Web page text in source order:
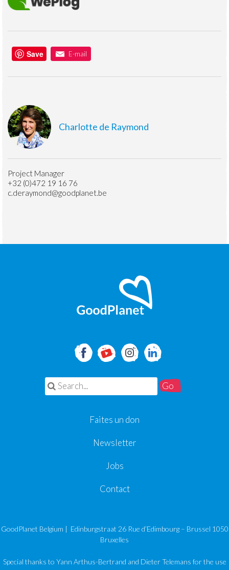
Charlotte de Raymond
Project Manager
+32 (0)472 19 16 76
c.deraymond@goodplanet.be
Save E-mail
Search for:
Faites un don
Newsletter
Jobs
Contact
GoodPlanet Belgium | Edinburgstraat 26 Rue d’Edimbourg – Brussel 1050
Bruxelles
Special thanks to Yann Arthus-Bertrand and Dieter Telemans for the use